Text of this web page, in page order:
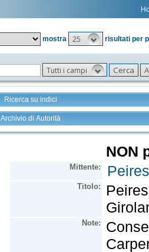
mostra
25 risultati per
Tutti i campi
Ricerca su indici
Archivio di Autorità